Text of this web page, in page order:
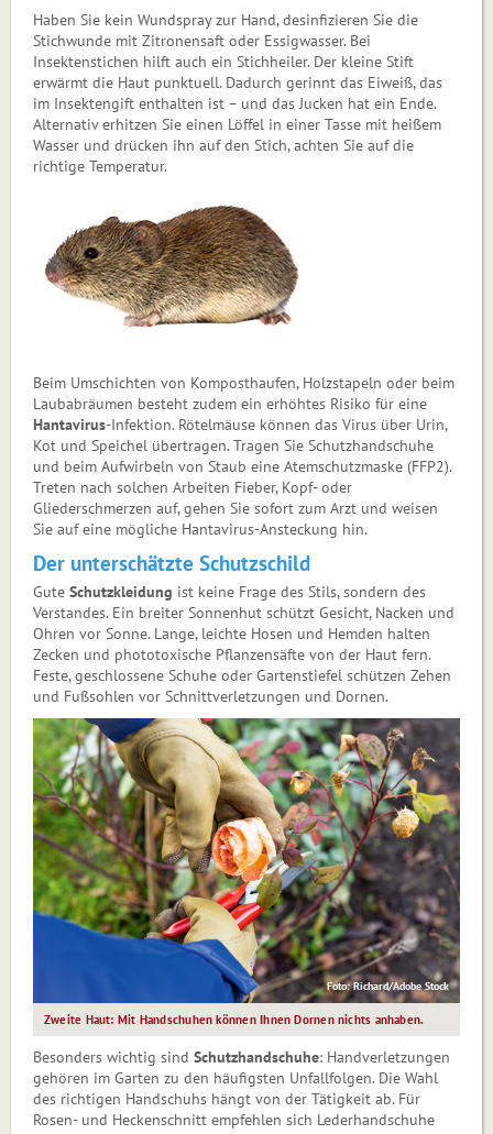
Haben Sie kein Wundspray zur Hand, desinfizieren Sie die
Stichwunde mit Zitronensaft oder Essigwasser. Bei
Insektenstichen hilft auch ein Stichheiler. Der kleine Stift
erwärmt die Haut punktuell. Dadurch gerinnt das Eiweiß, das
im Insektengift enthalten ist – und das Jucken hat ein Ende.
Alternativ erhitzen Sie einen Löffel in einer Tasse mit heißem
Wasser und drücken ihn auf den Stich, achten Sie auf die
richtige Temperatur.
Beim Umschichten von Komposthaufen, Holzstapeln oder beim
Laubabräumen besteht zudem ein erhöhtes Risiko für eine
Hantavirus-Infektion. Rötelmäuse können das Virus über Urin,
Kot und Speichel übertragen. Tragen Sie Schutzhandschuhe
und beim Aufwirbeln von Staub eine Atemschutzmaske (FFP2).
Treten nach solchen Arbeiten Fieber, Kopf- oder
Gliederschmerzen auf, gehen Sie sofort zum Arzt und weisen
Sie auf eine mögliche Hantavirus-Ansteckung hin.
Der unterschätzte Schutzschild
Gute Schutzkleidung ist keine Frage des Stils, sondern des
Verstandes. Ein breiter Sonnenhut schützt Gesicht, Nacken und
Ohren vor Sonne. Lange, leichte Hosen und Hemden halten
Zecken und phototoxische Pflanzensäfte von der Haut fern.
Feste, geschlossene Schuhe oder Gartenstiefel schützen Zehen
und Fußsohlen vor Schnittverletzungen und Dornen.
Foto: Richard/Adobe Stock
Zweite Haut: Mit Handschuhen können Ihnen Dornen nichts anhaben.
Besonders wichtig sind Schutzhandschuhe: Handverletzungen
gehören im Garten zu den häufigsten Unfallfolgen. Die Wahl
des richtigen Handschuhs hängt von der Tätigkeit ab. Für
Rosen- und Heckenschnitt empfehlen sich Lederhandschuhe